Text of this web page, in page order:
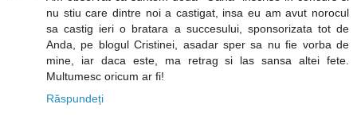
nu stiu care dintre noi a castigat, insa eu am avut norocul
sa castig ieri o bratara a succesului, sponsorizata tot de
Anda, pe blogul Cristinei, asadar sper sa nu fie vorba de
mine, iar daca este, ma retrag si las sansa altei fete.
Multumesc oricum ar fi!
Răspundeți